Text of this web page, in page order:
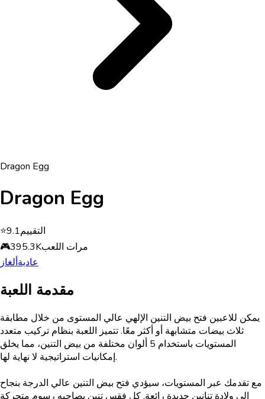
Dragon Egg
Dragon Egg
⭐9.1التقييم
🎮395.3Kمرات اللعب
عاديةألغاز
مقدمة اللعبة
يمكن للاعبين فتح بيض التنين الإلهي عالي المستوى من خلال مطابقة
ثلاث بيضات متشابهة أو أكثر معًا. تتميز اللعبة بنظام تركيب متعدد
المستويات باستخدام 5 ألوان مختلفة من بيض التنين، مما يخلق
إمكانيات استراتيجية لا نهاية لها.
مع تقدمك عبر المستويات، سيؤدي فتح بيض التنين عالي الدرجة بنجاح
إلى ولادة تنانين جديدة رائعة. كل فقس تنين يصاحبه رسوم متحركة